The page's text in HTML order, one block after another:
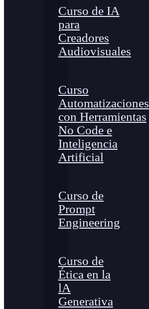
Curso de IA
para
Creadores
Audiovisuales
Curso
Automatizaciones
con Herramientas
No Code e
Inteligencia
Artificial
Curso de
Prompt
Engineering
Curso de
Ética en la
lA
Generativa